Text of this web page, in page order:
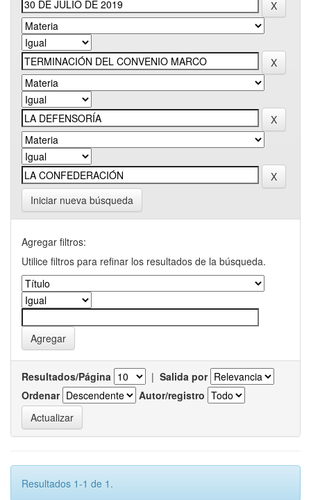
Iniciar nueva búsqueda
Agregar filtros:
Utilice filtros para refinar los resultados de la búsqueda.
Resultados/Página | Salida por
Ordenar
Autor/registro
Resultados 1-1 de 1.